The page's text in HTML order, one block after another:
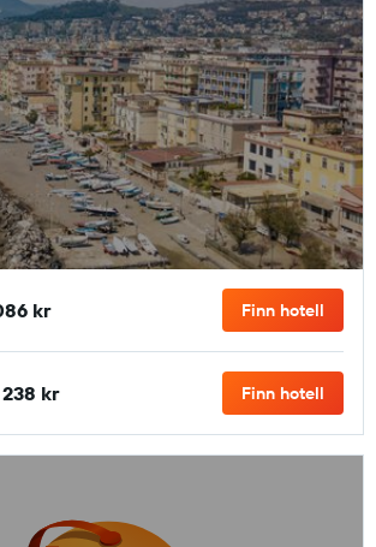
kr Finn hotell
238 kr Finn hotell